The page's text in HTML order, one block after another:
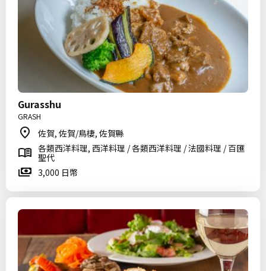
Gurasshu
GRASH
佐賀, 佐賀/鳥棲, 佐賀縣
各類西洋料理, 西洋料理 / 各類西洋料理 / 法國料理 / 百匯
聖代
3,000 日幣